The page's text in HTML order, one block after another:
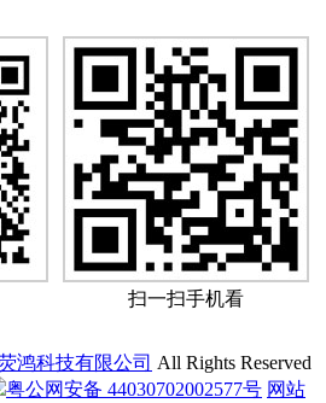
扫一扫手机看
鸿科技有限公司 All Rights Reserved
粤公网安备 44030702002577号 网站